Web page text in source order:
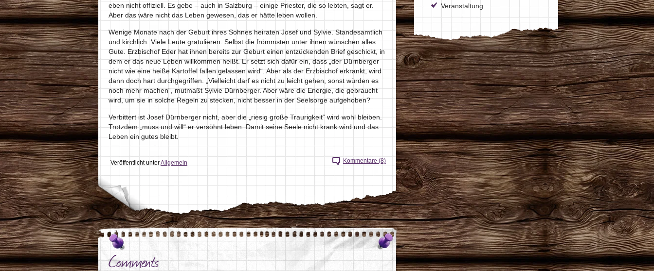
eben nicht offiziell. Es gebe – auch in Salzburg – einige Priester, die so lebten, sagt er.
Aber das wäre nicht das Leben gewesen, das er hätte leben wollen.
Wenige Monate nach der Geburt ihres Sohnes heiraten Josef und Sylvie. Standesamtlich
und kirchlich. Viele Leute gratulieren. Selbst die frömmsten unter ihnen wünschen alles
Gute. Erzbischof Eder hat ihnen bereits zur Geburt einen entzückenden Brief geschickt, in
dem er das neue Leben willkommen heißt. Er setzt sich dafür ein, dass „der Dürnberger
nicht wie eine heiße Kartoffel fallen gelassen wird“. Aber als der Erzbischof erkrankt, wird
dann doch hart durchgegriffen. „Vielleicht darf es nicht zu leicht gehen, sonst würden es
noch mehr machen“, mutmaßt Sylvie Dürnberger. Aber wäre die Energie, die gebraucht
wird, um sie in solche Regeln zu stecken, nicht besser in der Seelsorge aufgehoben?
Verbittert ist Josef Dürnberger nicht, aber die „riesig große Traurigkeit“ wird wohl bleiben.
Trotzdem „muss und will“ er versöhnt leben. Damit seine Seele nicht krank wird und das
Leben ein gutes bleibt.
Kommentare (8)
Veröffentlicht unterAllgemein
Comments
Veranstaltung